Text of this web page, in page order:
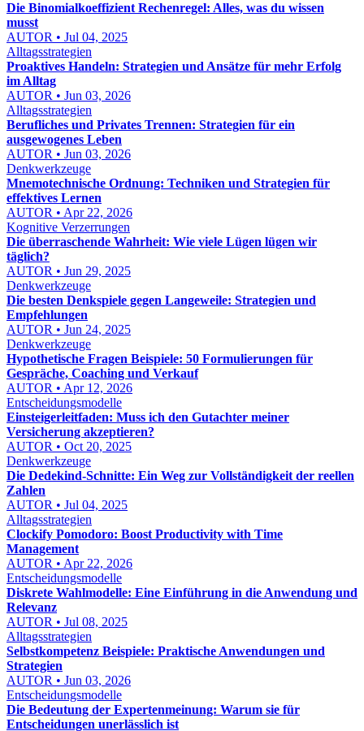
Die Binomialkoeffizient Rechenregel: Alles, was du wissen
musst
AUTOR • Jul 04, 2025
Alltagsstrategien
Proaktives Handeln: Strategien und Ansätze für mehr Erfolg
im Alltag
AUTOR • Jun 03, 2026
Alltagsstrategien
Berufliches und Privates Trennen: Strategien für ein
ausgewogenes Leben
AUTOR • Jun 03, 2026
Denkwerkzeuge
Mnemotechnische Ordnung: Techniken und Strategien für
effektives Lernen
AUTOR • Apr 22, 2026
Kognitive Verzerrungen
Die überraschende Wahrheit: Wie viele Lügen lügen wir
täglich?
AUTOR • Jun 29, 2025
Denkwerkzeuge
Die besten Denkspiele gegen Langeweile: Strategien und
Empfehlungen
AUTOR • Jun 24, 2025
Denkwerkzeuge
Hypothetische Fragen Beispiele: 50 Formulierungen für
Gespräche, Coaching und Verkauf
AUTOR • Apr 12, 2026
Entscheidungsmodelle
Einsteigerleitfaden: Muss ich den Gutachter meiner
Versicherung akzeptieren?
AUTOR • Oct 20, 2025
Denkwerkzeuge
Die Dedekind-Schnitte: Ein Weg zur Vollständigkeit der reellen
Zahlen
AUTOR • Jul 04, 2025
Alltagsstrategien
Clockify Pomodoro: Boost Productivity with Time
Management
AUTOR • Apr 22, 2026
Entscheidungsmodelle
Diskrete Wahlmodelle: Eine Einführung in die Anwendung und
Relevanz
AUTOR • Jul 08, 2025
Alltagsstrategien
Selbstkompetenz Beispiele: Praktische Anwendungen und
Strategien
AUTOR • Jun 03, 2026
Entscheidungsmodelle
Die Bedeutung der Expertenmeinung: Warum sie für
Entscheidungen unerlässlich ist